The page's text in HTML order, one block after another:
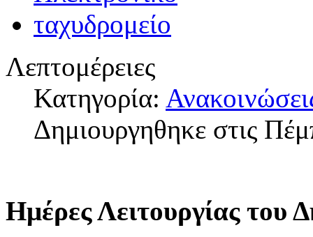
Λεπτομέρειες
Κατηγορία:
Δημιουργηθηκε στις
Ημέρες Λειτουργίας του